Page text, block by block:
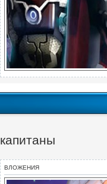
капитаны
ВЛОЖЕНИЯ